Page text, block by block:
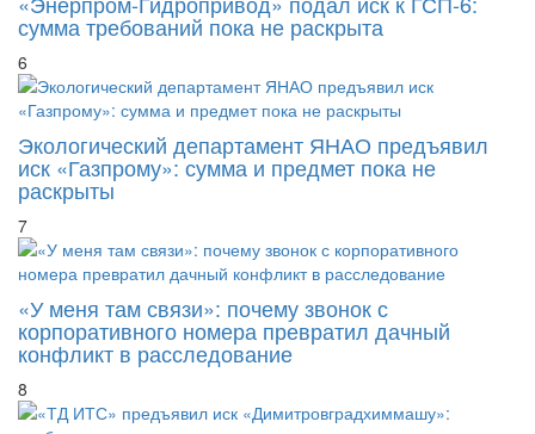
сумма требований пока не раскрыта
6
Экологический департамент ЯНАО предъявил
иск «Газпрому»: сумма и предмет пока не
раскрыты
7
«У меня там связи»: почему звонок с
корпоративного номера превратил дачный
конфликт в расследование
8